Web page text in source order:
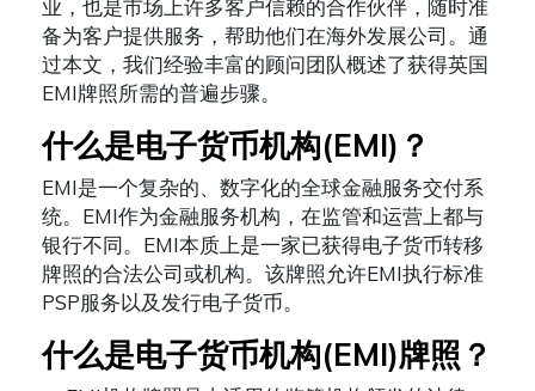
业，也是市场上许多客户信赖的合作伙伴，随时准
备为客户提供服务，帮助他们在海外发展公司。通
过本文，我们经验丰富的顾问团队概述了获得英国
EMI牌照所需的普遍步骤。
什么是电子货币机构(EMI)？
EMI是一个复杂的、数字化的全球金融服务交付系
统。EMI作为金融服务机构，在监管和运营上都与
银行不同。EMI本质上是一家已获得电子货币转移
牌照的合法公司或机构。该牌照允许EMI执行标准
PSP服务以及发行电子货币。
什么是电子货币机构(EMI)牌照？